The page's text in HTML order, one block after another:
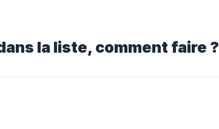
la liste, comment faire ?